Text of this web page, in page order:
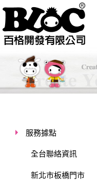
服務據點
全台聯絡資訊
新北市板橋門市